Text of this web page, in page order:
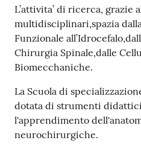
A
m
m
i
n
s
t
r
a
L’attivita’ di ricerca, grazie
multidisciplinari,spazia
Funzionale
Chirurgia Spinale,dalle
Biomecchaniche.
La Scuola di
dotata di strumenti
l'apprendimento
neurochirurgiche.